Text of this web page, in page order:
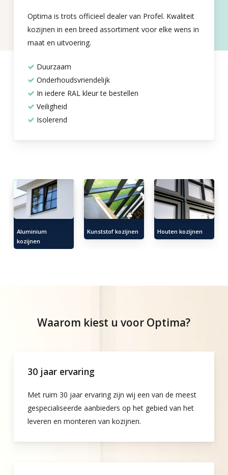
Optima is trots officieel dealer van Profel. Kwaliteit
kozijnen in een breed assortiment voor elke wens in
maat en uitvoering.
Duurzaam
Onderhoudsvriendelijk
In iedere RAL kleur te bestellen
Veiligheid
Isolerend
Aluminium
kozijnen
Kunststof kozijnen Houten kozijnen
Waarom kiest u voor Optima?
30 jaar ervaring
Met ruim 30 jaar ervaring zijn wij een van de meest
gespecialiseerde aanbieders op het gebied van het
leveren en monteren van kozijnen.